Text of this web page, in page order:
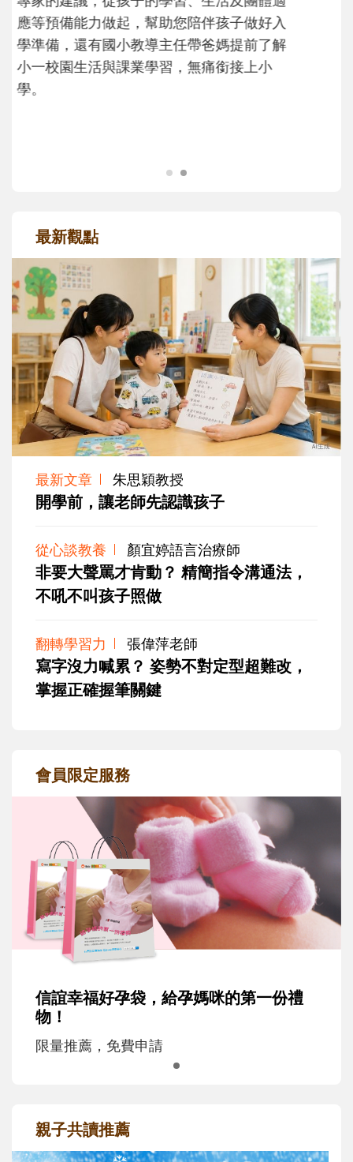
次「前所未有」的體驗中，跟著孩子一起長
大。從給予安全感的肢體遊戲，到獨立自
主、角色認同及解決問題的能力養成。爸爸
最新觀點
最新文章 朱思穎教授
開學前，讓老師先認識孩子
從心談教養 顏宜婷語言治療師
非要大聲罵才肯動？ 精簡指令溝通法，
不吼不叫孩子照做
翻轉學習力 張偉萍老師
寫字沒力喊累？ 姿勢不對定型超難改，
掌握正確握筆關鍵
會員限定服務
信誼幸福好孕袋，給孕媽咪的第一份禮
物！
限量推薦，免費申請
親子共讀推薦